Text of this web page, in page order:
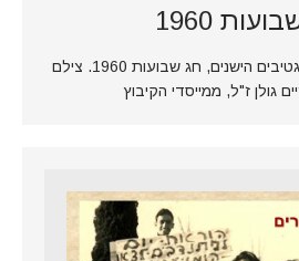
1960
גלריה תמונות גוגל מהנגטיבים הישנים, חג שבועות 1960. צילם
גולן ז"ל, ממייסדי הקיבוץ